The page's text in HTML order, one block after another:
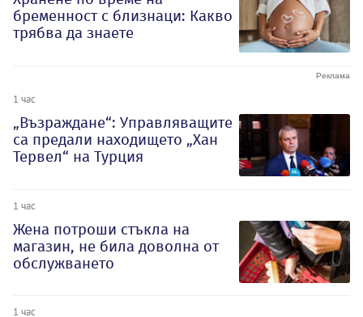
бременност с близнаци: Какво
трябва да знаете
1 час
„Възраждане“: Управляващите
са предали находището „Хан
Тервел“ на Турция
1 час
Жена потроши стъкла на
магазин, не била доволна от
обслужването
1 час